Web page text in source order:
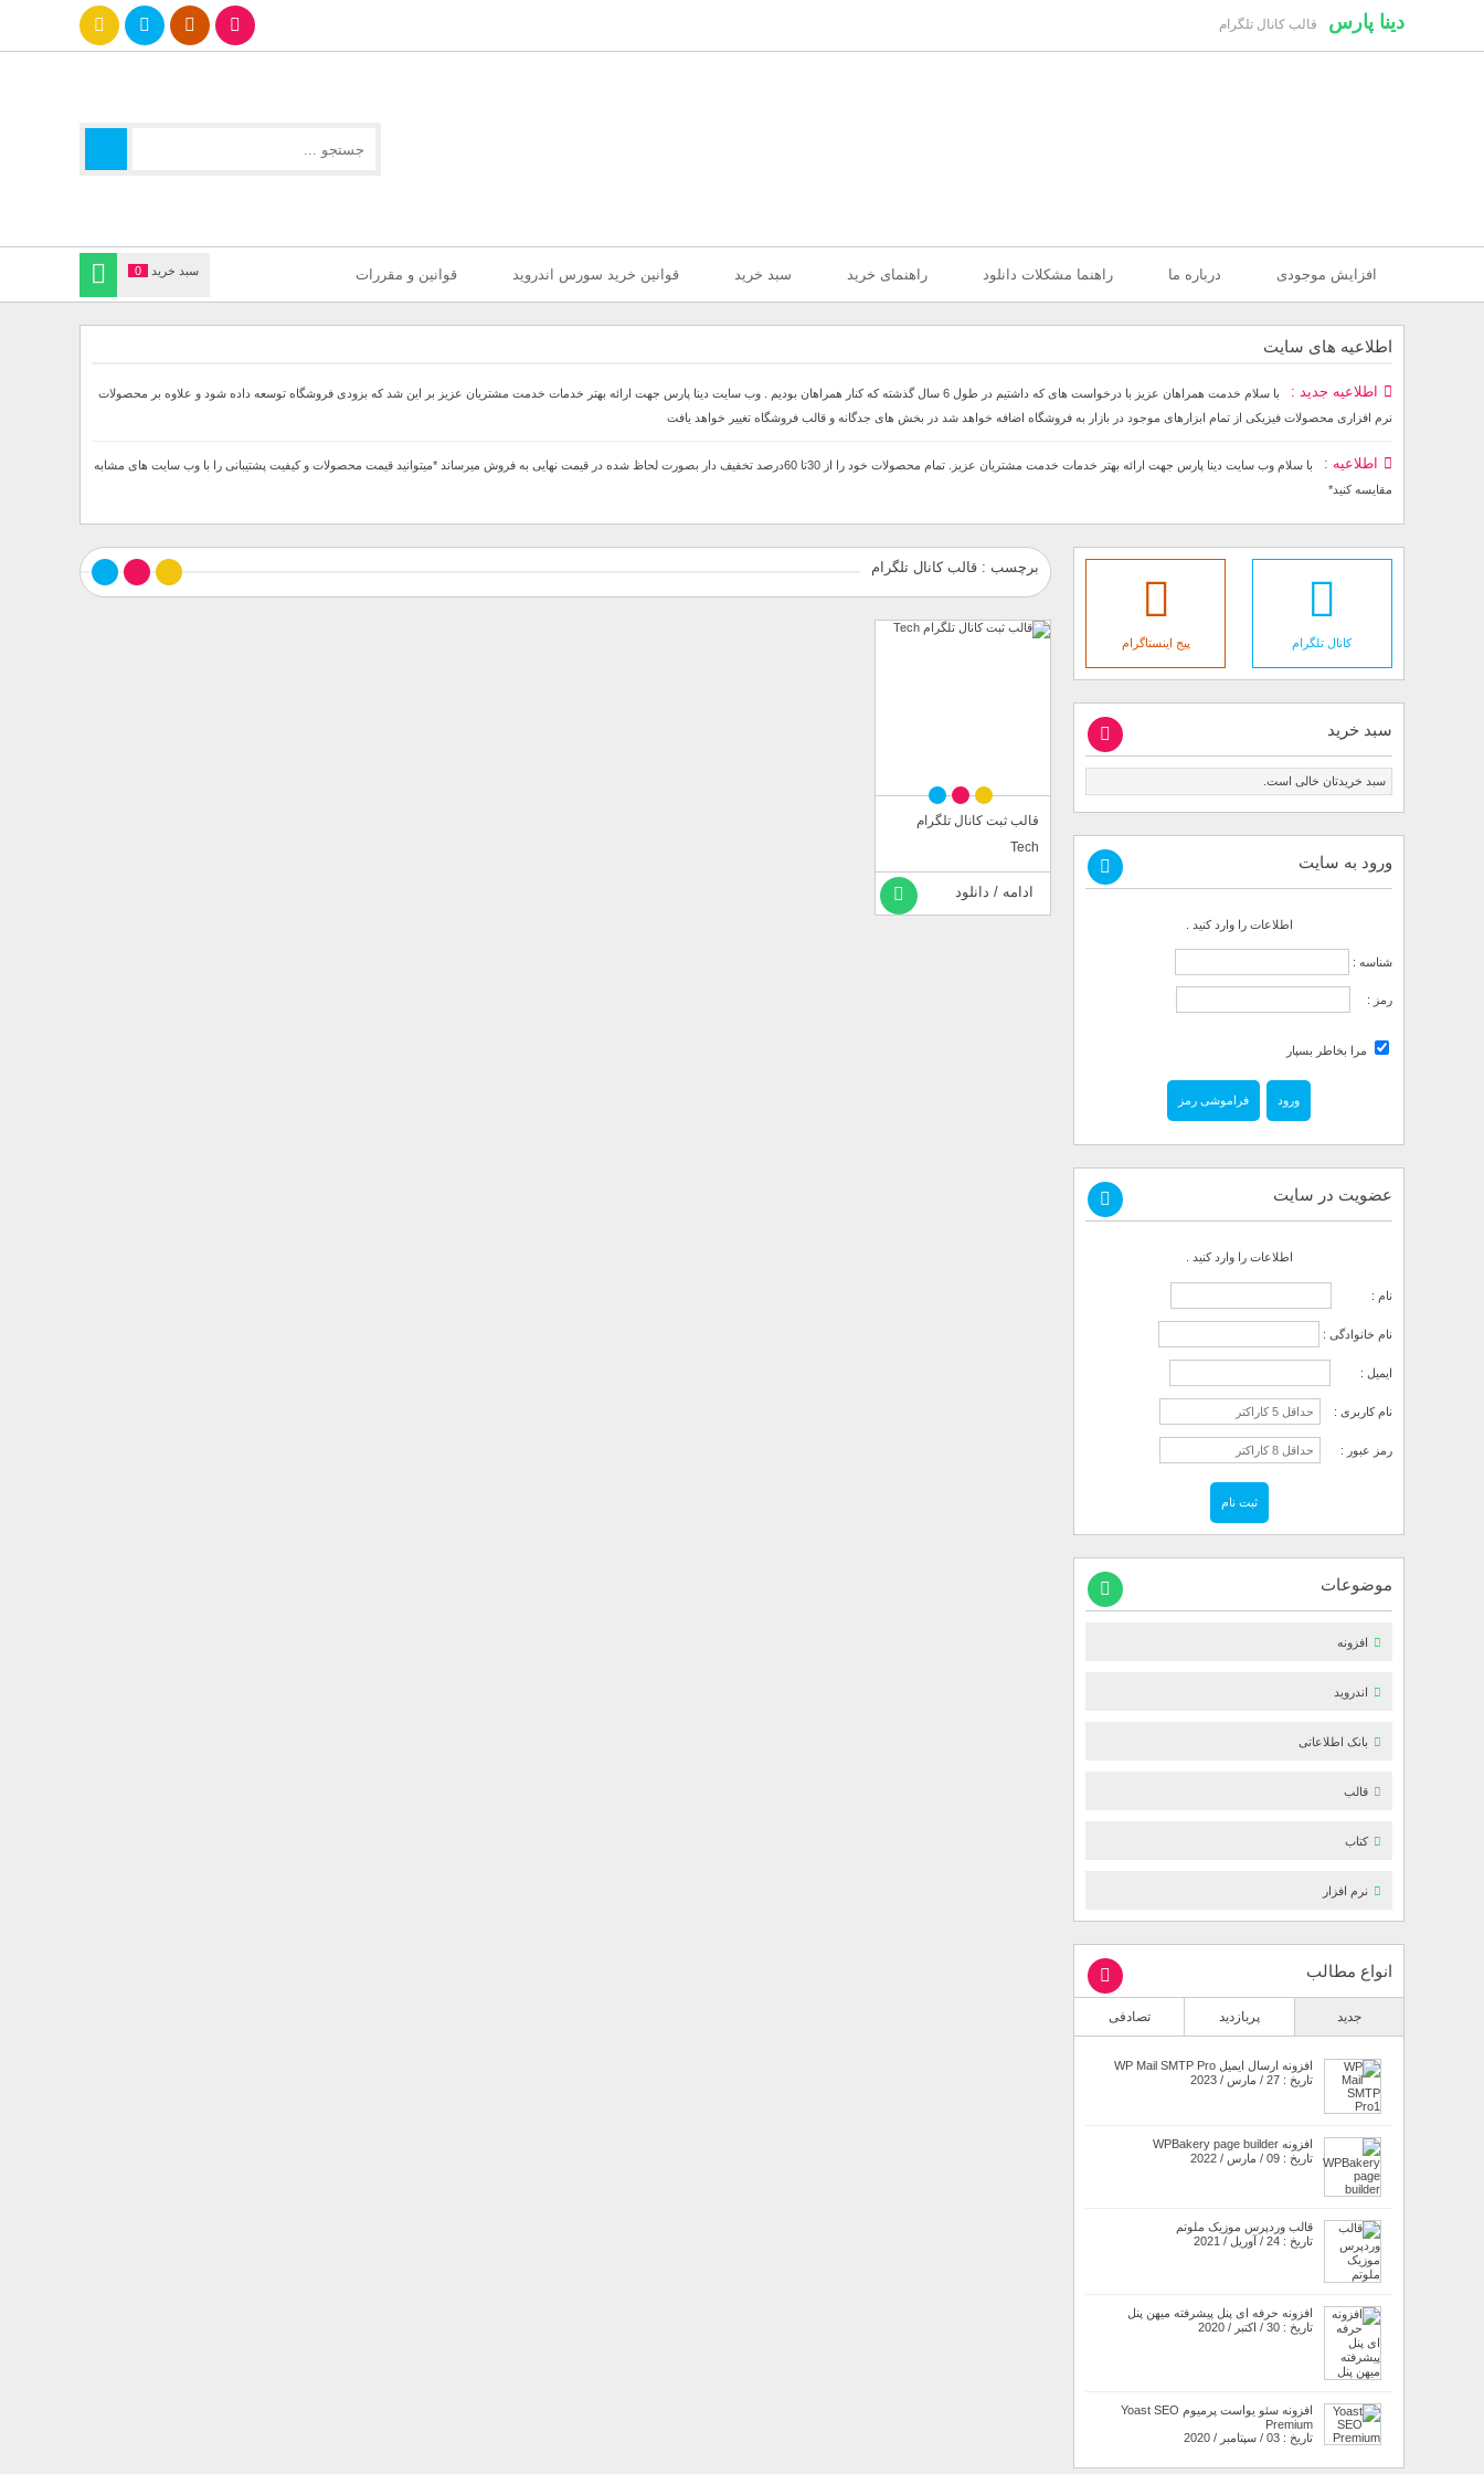
دینا پارس قالب کانال تلگرام
سبد خرید 0 افزایش موجودی درباره ما راهنما مشکلات دانلود راهنمای خرید سبد خرید قوانین خرید سورس اندروید قوانین و مقررات
اطلاعیه های سایت
اطلاعیه جدید
با سلام خدمت همراهان عزیز با درخواست های که داشتیم در طول 6 سال گذشته که کنار همراهان بودیم . وب سایت دینا پارس جهت ارائه بهتر خدمات خدمت مشتریان عزیز بر این شد که بزودی فروشگاه توسعه داده شود و علاوه بر محصولات
نرم افزاری محصولات فیزیکی از تمام ابزارهای موجود در بازار به فروشگاه اضافه خواهد شد در بخش های جدگانه و قالب فروشگاه تغییر خواهد یافت
اطلاعیه
با سلام وب سایت دینا پارس جهت ارائه بهتر خدمات خدمت مشتریان عزیز. تمام محصولات خود را از 30تا 60درصد تخفیف دار بصورت لحاظ شده در قیمت نهایی به فروش میرساند *میتوانید قیمت محصولات و کیفیت پشتیبانی را با وب سایت های مشابه
مقایسه کنید*
برچسب : قالب کانال تلگرام
قالب ثبت کانال تلگرام
Tech
ادامه / دانلود
کانال تلگرام پیج اینستاگرام
سبد خرید
سبد خریدتان خالی است.
ورود به سایت
اطلاعات را وارد کنید .
شناسه :
رمز :
مرا بخاطر بسپار
فراموشی رمز
عضویت در سایت
اطلاعات را وارد کنید .
نام :
نام خانوادگی :
ایمیل :
نام کاربری :
رمز عبور :
موضوعات
افزونه
اندروید
بانک اطلاعاتی
قالب
کتاب
نرم افزار
انواع مطالب
جدید پربازدید تصادفی
افزونه ارسال ایمیل WP Mail SMTP Pro
تاریخ : 27 / مارس / 2023
افزونه WPBakery page builder
تاریخ : 09 / مارس / 2022
قالب وردپرس موزیک ملوتم
تاریخ : 24 / آوریل / 2021
افزونه حرفه ای پنل پیشرفته میهن پنل
تاریخ : 30 / اکتبر / 2020
افزونه سئو یواست پرمیوم Yoast SEO
Premium
تاریخ : 03 / سپتامبر / 2020